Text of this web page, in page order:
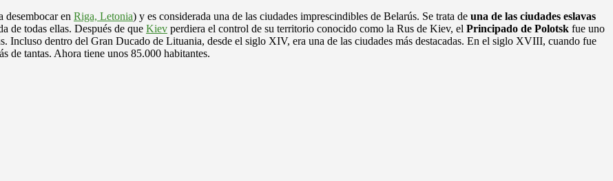
desembocar en Riga, Letonia) y es considerada una de las ciudades imprescindibles de Belarús. Se trata de una de las ciudades eslavas
de todas ellas. Después de que Kiev perdiera el control de su territorio conocido como la Rus de Kiev, el Principado de Polotsk fue uno
Incluso dentro del Gran Ducado de Lituania, desde el siglo XIV, era una de las ciudades más destacadas. En el siglo XVIII, cuando fue
de tantas. Ahora tiene unos 85.000 habitantes.